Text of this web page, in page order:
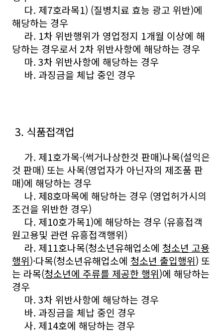
다. 제7호라목1) (질병치료 효능 광고 위반)에
해당하는 경우
라. 1차 위반행위가 영업정지 1개월 이상에 해
당하는 경우로서 2차 위반사항에 해당하는 경우
마. 3차 위반사항에 해당하는 경우
바. 과징금을 체납 중인 경우
3. 식품접객업
가. 제1호가목·(썩거나상한것 판매)나목(설익은
것 판매) 또는 사목(영업자가 아닌자의 제조품 판
매)에 해당하는 경우
나. 제8호마목에 해당하는 경우 (영업허가시의
조건을 위반한 경우)
다. 제10호가목1)에 해당하는 경우 (유흥접객
원고용및 관련 유흥접객행위)
라. 제11호나목(청소년유해업소에 청소년 고용
행위)·다목(청소년유해업소에 청소년 출입행위) 또
는 라목(청소년에 주류를 제공한 행위)에 해당하는
경우
마. 3차 위반사항에 해당하는 경우
바. 과징금을 체납 중인 경우
사. 제14호에 해당하는 경우